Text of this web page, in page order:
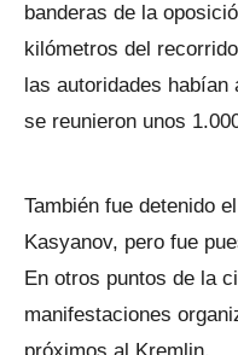
banderas de la
kilómetros del
las autoridades habían
se reunieron unos
También fue detenido
Kasyanov, pero fue
En otros puntos de la
manifestaciones